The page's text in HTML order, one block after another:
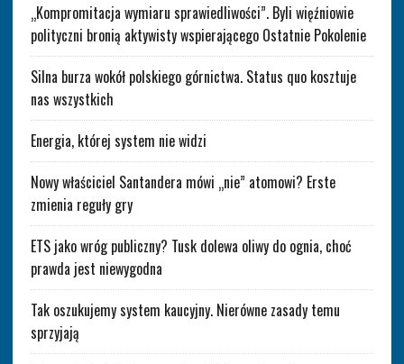
„Kompromitacja wymiaru sprawiedliwości”. Byli więźniowie
polityczni bronią aktywisty wspierającego Ostatnie Pokolenie
Silna burza wokół polskiego górnictwa. Status quo kosztuje
nas wszystkich
Energia, której system nie widzi
Nowy właściciel Santandera mówi „nie” atomowi? Erste
zmienia reguły gry
ETS jako wróg publiczny? Tusk dolewa oliwy do ognia, choć
prawda jest niewygodna
Tak oszukujemy system kaucyjny. Nierówne zasady temu
sprzyjają